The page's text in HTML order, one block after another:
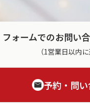
フォームでのお問い
（1営業日以内に
予約・問